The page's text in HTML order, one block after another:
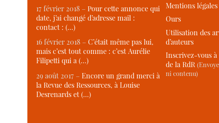
17 février 2018 –Pour cette annonce qui
date, j’ai changé d’adresse mail :
contact : (…)
16 février 2018 –C’était même pas lui,
mais c’est tout comme : c’est Aurélie
Filipetti qui a (…)
29 août 2017 –Encore un grand merci à
la Revue des Ressources, à Louise
Desrenards et (…)
Mentions légales
Ours
Utilisation des
d’auteurs
Inscrivez-vous
de la RdR
ni contenu)